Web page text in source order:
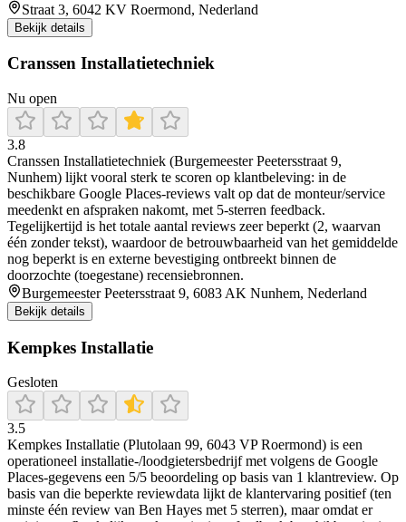
Straat 3, 6042 KV Roermond, Nederland
Bekijk details
Cranssen Installatietechniek
Nu open
3.8
Cranssen Installatietechniek (Burgemeester Peetersstraat 9,
Nunhem) lijkt vooral sterk te scoren op klantbeleving: in de
beschikbare Google Places-reviews valt op dat de monteur/service
meedenkt en afspraken nakomt, met 5-sterren feedback.
Tegelijkertijd is het totale aantal reviews zeer beperkt (2, waarvan
één zonder tekst), waardoor de betrouwbaarheid van het gemiddelde
nog beperkt is en externe bevestiging ontbreekt binnen de
doorzochte (toegestane) recensiebronnen.
Burgemeester Peetersstraat 9, 6083 AK Nunhem, Nederland
Bekijk details
Kempkes Installatie
Gesloten
3.5
Kempkes Installatie (Plutolaan 99, 6043 VP Roermond) is een
operationeel installatie-/loodgietersbedrijf met volgens de Google
Places-gegevens een 5/5 beoordeling op basis van 1 klantreview. Op
basis van die beperkte reviewdata lijkt de klantervaring positief (ten
minste één review van Ben Hayes met 5 sterren), maar omdat er